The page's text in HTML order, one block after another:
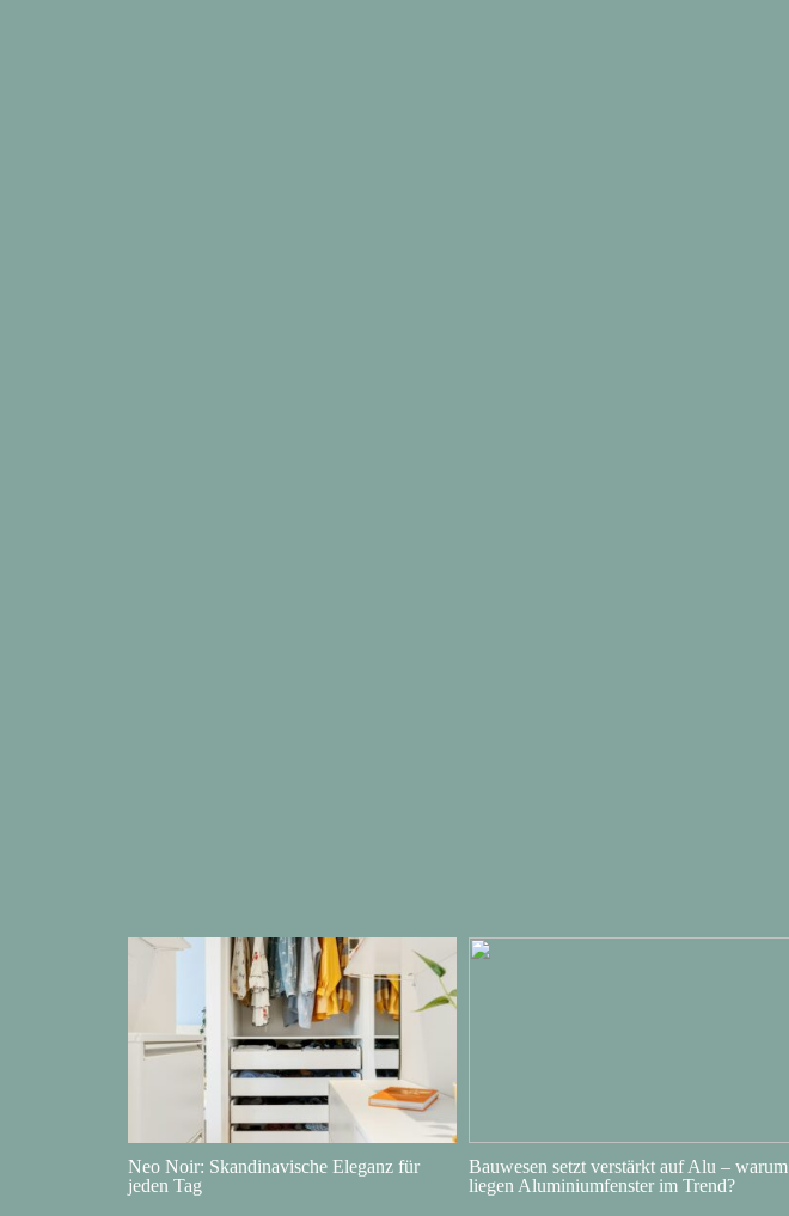
Neo Noir: Skandinavische Eleganz für
jeden Tag
Bauwesen setzt verstärkt auf Alu – warum
liegen Aluminiumfenster im Trend?